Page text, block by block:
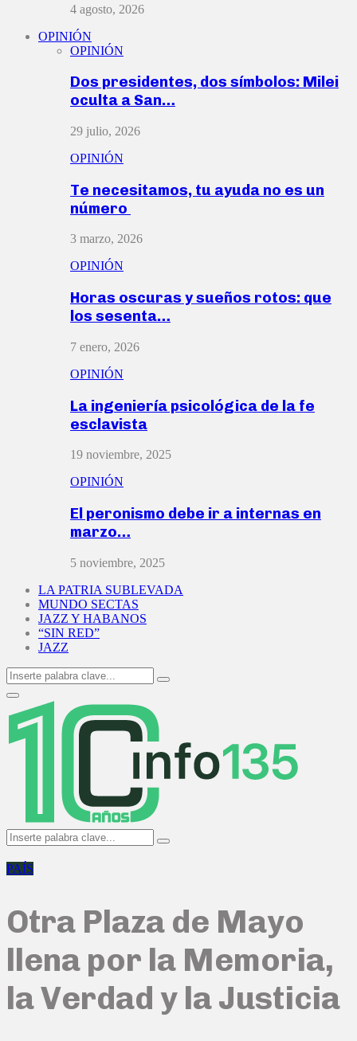
4 agosto, 2026
OPINIÓN
OPINIÓN
Dos presidentes, dos símbolos: Milei
oculta a San…
29 julio, 2026
OPINIÓN
Te necesitamos, tu ayuda no es un
número
3 marzo, 2026
OPINIÓN
Horas oscuras y sueños rotos: que
los sesenta…
7 enero, 2026
OPINIÓN
La ingeniería psicológica de la fe
esclavista
19 noviembre, 2025
OPINIÓN
El peronismo debe ir a internas en
marzo…
5 noviembre, 2025
LA PATRIA SUBLEVADA
MUNDO SECTAS
JAZZ Y HABANOS
“SIN RED”
JAZZ
Search
for:
Search
Primary
Menu
Search
for:
Search
PAÍS
Otra Plaza de Mayo
llena por la Memoria,
la Verdad y la Justicia